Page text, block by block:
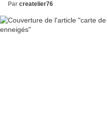
Par createlier76